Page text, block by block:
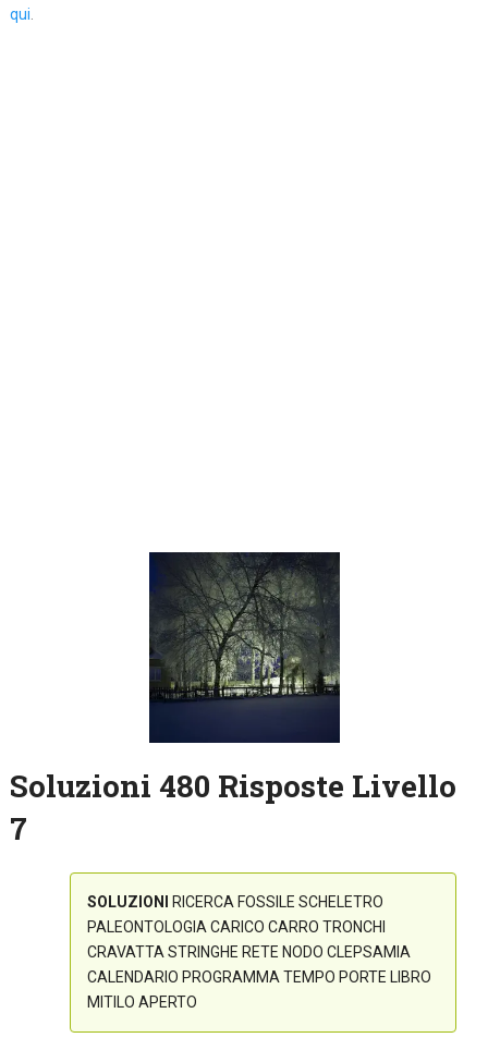
qui.
Soluzioni 480 Risposte Livello
7
SOLUZIONI
RICERCA FOSSILE SCHELETRO
PALEONTOLOGIA CARICO CARRO TRONCHI
CRAVATTA STRINGHE RETE NODO CLEPSAMIA
CALENDARIO PROGRAMMA TEMPO PORTE LIBRO
MITILO APERTO